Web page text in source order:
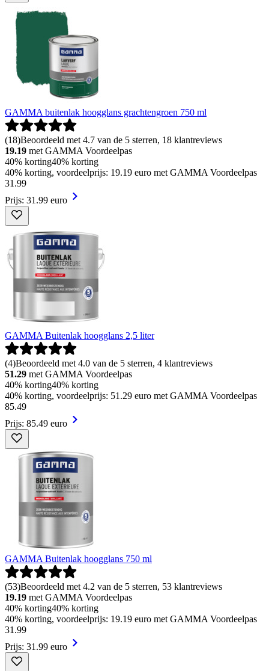
GAMMA buitenlak hoogglans grachtengroen 750 ml
(18)Beoordeeld met 4.7 van de 5 sterren, 18 klantreviews
19.19 met GAMMA Voordeelpas
40% korting40% korting
40% korting, voordeelprijs: 19.19 euro met GAMMA Voordeelpas
31 .99
Prijs: 31.99 euro
GAMMA Buitenlak hoogglans 2,5 liter
(4)Beoordeeld met 4.0 van de 5 sterren, 4 klantreviews
51.29 met GAMMA Voordeelpas
40% korting40% korting
40% korting, voordeelprijs: 51.29 euro met GAMMA Voordeelpas
85.49
Prijs: 85.49 euro
GAMMA Buitenlak hoogglans 750 ml
(53)Beoordeeld met 4.2 van de 5 sterren, 53 klantreviews
19.19 met GAMMA Voordeelpas
40% korting40% korting
40% korting, voordeelprijs: 19.19 euro met GAMMA Voordeelpas
31 .99
Prijs: 31.99 euro